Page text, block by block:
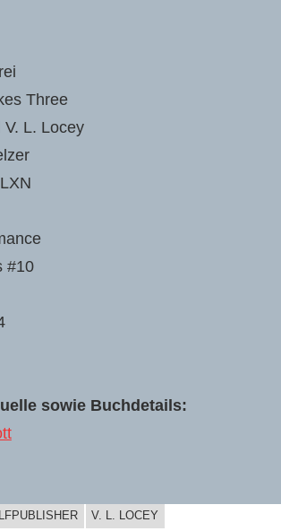
Three
L. Locey
#10
sowie Buchdetails:
V. L. LOCEY